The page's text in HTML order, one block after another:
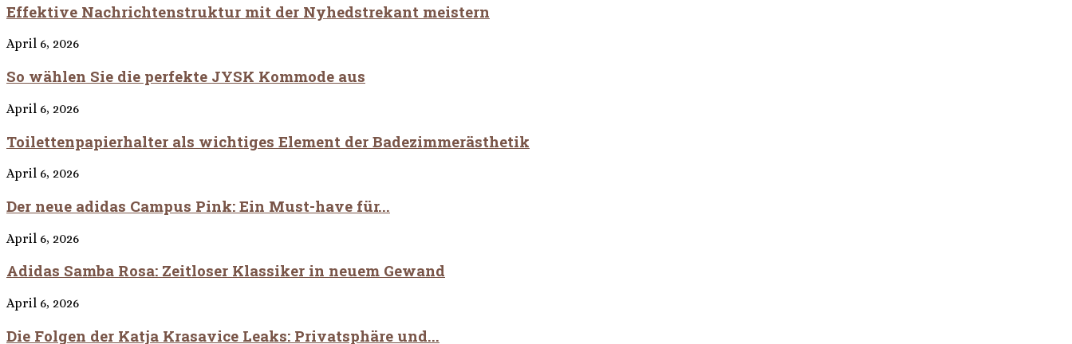
Effektive Nachrichtenstruktur mit der Nyhedstrekant meistern
April 6, 2026
So wählen Sie die perfekte JYSK Kommode aus
April 6, 2026
Toilettenpapierhalter als wichtiges Element der Badezimmerästhetik
April 6, 2026
Der neue adidas Campus Pink: Ein Must-have für...
April 6, 2026
Adidas Samba Rosa: Zeitloser Klassiker in neuem Gewand
April 6, 2026
Die Folgen der Katja Krasavice Leaks: Privatsphäre und...